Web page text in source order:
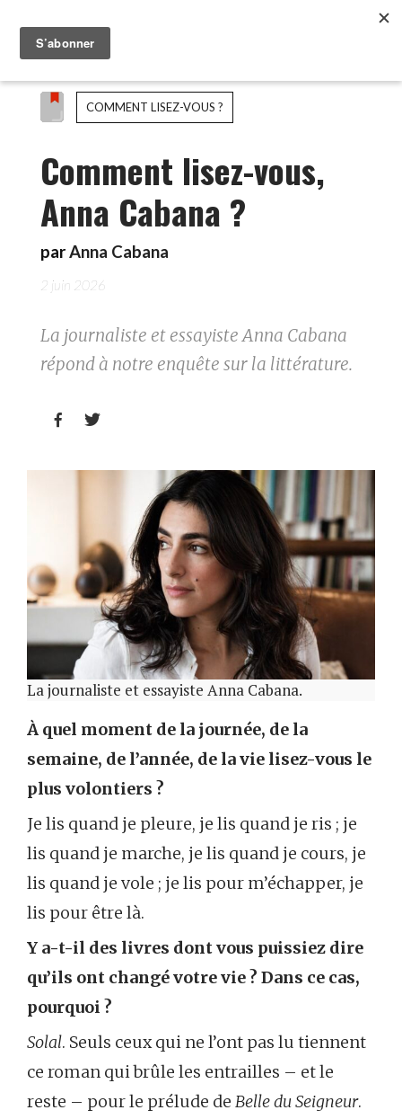
COMMENT LISEZ-VOUS ?
Comment lisez-vous,
Anna Cabana ?
parAnna Cabana
2 juin 2026
La journaliste et essayiste Anna Cabana
répond à notre enquête sur la littérature.
 
La journaliste et essayiste Anna Cabana.
À quel moment de la journée, de la
semaine, de l’année, de la vie lisez-vous le
plus volontiers ?
Je lis quand je pleure, je lis quand je ris ; je
lis quand je marche, je lis quand je cours, je
lis quand je vole ; je lis pour m’échapper, je
lis pour être là.
Y a-t-il des livres dont vous puissiez dire
qu’ils ont changé votre vie ? Dans ce cas,
pourquoi ?
Solal. Seuls ceux qui ne l’ont pas lu tiennent
ce roman qui brûle les entrailles – et le
reste – pour le prélude de Belle du Seigneur.